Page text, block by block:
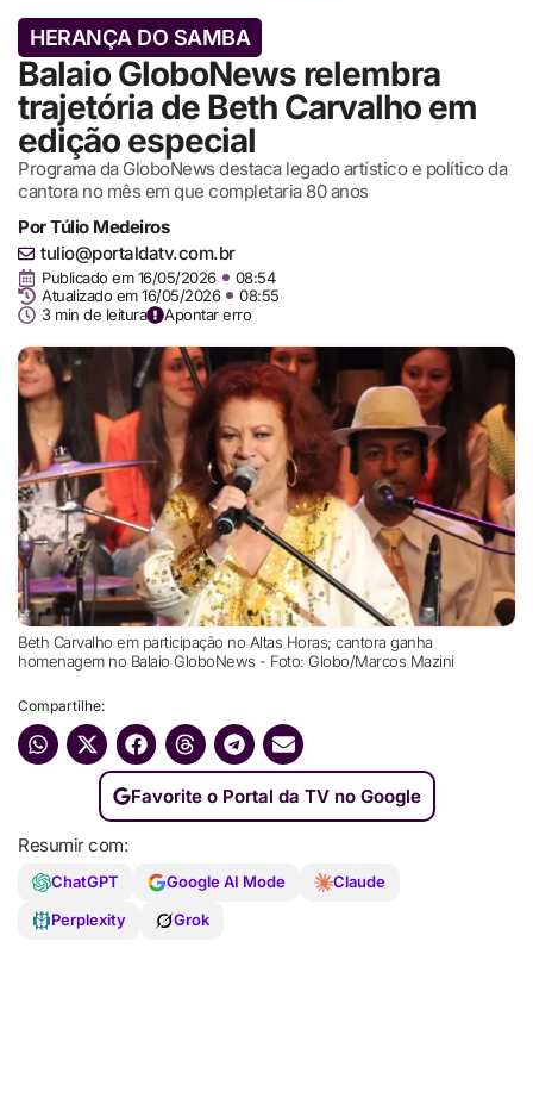
HERANÇA DO SAMBA
Balaio GloboNews relembra
trajetória de Beth Carvalho em
edição especial
Programa da GloboNews destaca legado artístico e político da
cantora no mês em que completaria 80 anos
PorTúlio Medeiros
tulio@portaldatv.com.br
Publicado em 16/05/2026
08:54
Atualizado em 16/05/2026
08:55
3 min de leitura
Apontar erro
Beth Carvalho em participação no Altas Horas; cantora ganha
homenagem no Balaio GloboNews - Foto: Globo/Marcos Mazini
Compartilhe:
Favorite o Portal da TV no Google
Resumir com:
ChatGPT Google AI Mode
Claude
Perplexity
Grok